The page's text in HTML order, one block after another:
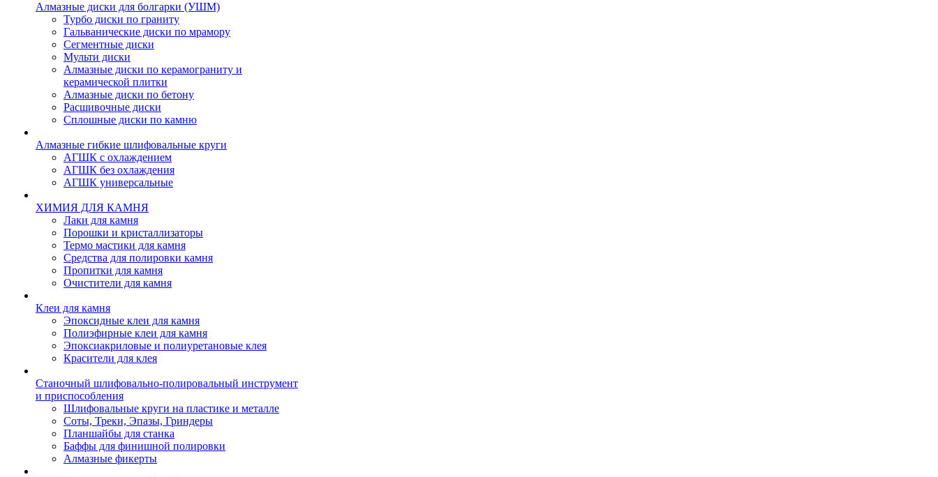
Алмазные диски для болгарки (УШМ)
Турбо диски по граниту
Гальванические диски по мрамору
Сегментные диски
Мульти диски
Алмазные диски по керамограниту и
керамической плитки
Алмазные диски по бетону
Расшивочные диски
Сплошные диски по камню
Алмазные гибкие шлифовальные круги
АГШК с охлаждением
АГШК без охлаждения
АГШК универсальные
ХИМИЯ ДЛЯ КАМНЯ
Лаки для камня
Порошки и кристаллизаторы
Термо мастики для камня
Средства для полировки камня
Пропитки для камня
Очистители для камня
Клеи для камня
Эпоксидные клеи для камня
Полиэфирные клеи для камня
Эпоксиакриловые и полиуретановые клея
Красители для клея
Станочный шлифовально-полировальный инструмент
и приспособления
Шлифовальные круги на пластике и металле
Соты, Треки, Эпазы, Гриндеры
Планшайбы для станка
Баффы для финишной полировки
Алмазные фикерты